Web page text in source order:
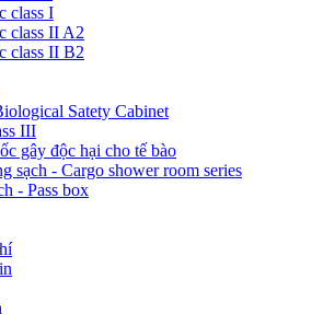
class I
class II A2
class II B2
Satety Cabinet
III
gây độc hại cho tế bào
sạch - Cargo shower room series
- Pass box